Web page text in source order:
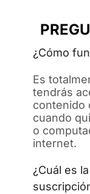
¿Cómo
Es
tendrás
contenido
cuando
o
internet.
¿Cuál es